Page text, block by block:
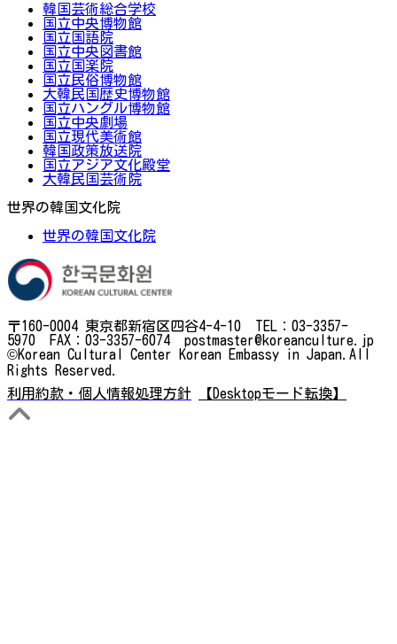
韓国芸術総合学校
国立中央博物館
国立国語院
国立中央図書館
国立国楽院
国立民俗博物館
大韓民国歴史博物館
国立ハングル博物館
国立中央劇場
国立現代美術館
韓国政策放送院
国立アジア文化殿堂
大韓民国芸術院
世界の韓国文化院
世界の韓国文化院
〒160-0004 東京都新宿区四谷4-4-10 TEL：03-3357-
5970 FAX：03-3357-6074 postmaster@koreanculture.jp
©Korean Cultural Center Korean Embassy in Japan.All
Rights Reserved.
利用約款・個人情報処理方針
【Desktopモード転換】